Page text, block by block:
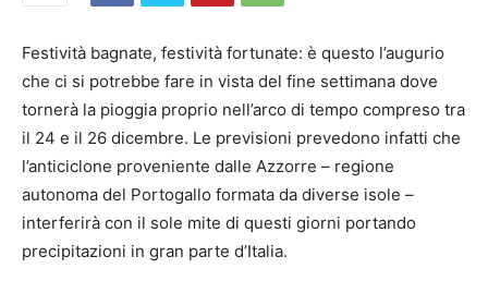
Festività bagnate, festività fortunate: è questo l’augurio
che ci si potrebbe fare in vista del fine settimana dove
tornerà la pioggia proprio nell’arco di tempo compreso tra
il 24 e il 26 dicembre. Le previsioni prevedono infatti che
l’anticiclone proveniente dalle Azzorre – regione
autonoma del Portogallo formata da diverse isole –
interferirà con il sole mite di questi giorni portando
precipitazioni in gran parte d’Italia.